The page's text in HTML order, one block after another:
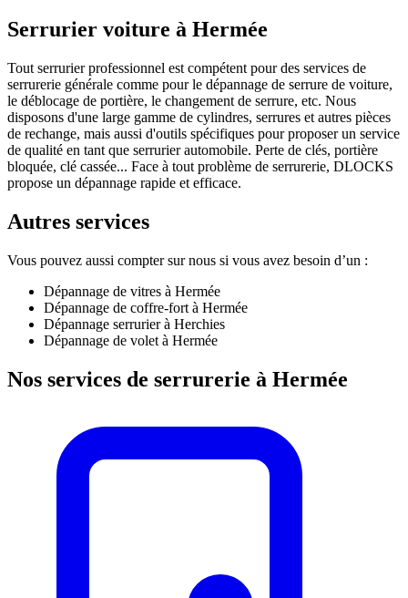
Serrurier voiture à Hermée
Tout serrurier professionnel est compétent pour des services de
serrurerie générale comme pour le dépannage de serrure de voiture,
le déblocage de portière, le changement de serrure, etc. Nous
disposons d'une large gamme de cylindres, serrures et autres pièces
de rechange, mais aussi d'outils spécifiques pour proposer un service
de qualité en tant que serrurier automobile. Perte de clés, portière
bloquée, clé cassée... Face à tout problème de serrurerie, DLOCKS
propose un dépannage rapide et efficace.
Autres services
Vous pouvez aussi compter sur nous si vous avez besoin d’un :
Dépannage de vitres à Hermée
Dépannage de coffre-fort à Hermée
Dépannage serrurier à Herchies
Dépannage de volet à Hermée
Nos services de serrurerie à Hermée